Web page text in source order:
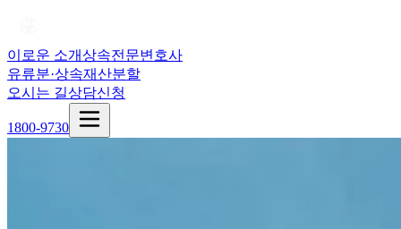
이로운 소개상속전문변호사
유류분·상속재산분할
오시는 길상담신청
1800-9730